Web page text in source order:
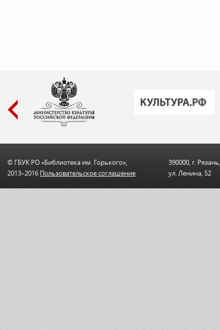
© ГБУК РО «Библиотека им. Горького»,
2013–2016 Пользовательскоe соглашениe
390000, г. Рязань,
ул. Ленина, 52